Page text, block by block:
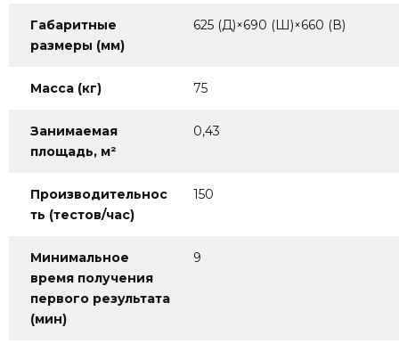
Габаритные
размеры (мм)
625 (Д)×690 (Ш)×660 (В)
Масса (кг) 75
Занимаемая
площадь, м²
0,43
Производительнос
ть (тестов/час)
150
Минимальное
время получения
первого результата
(мин)
9